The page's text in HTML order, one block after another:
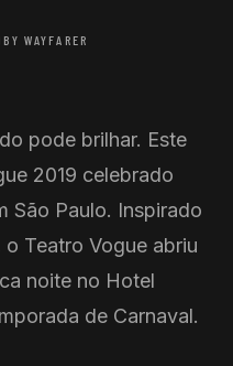
BY WAYFARER
pode brilhar. Este
2019 celebrado
São Paulo. Inspirado
Teatro Vogue abriu
noite no Hotel
de Carnaval.